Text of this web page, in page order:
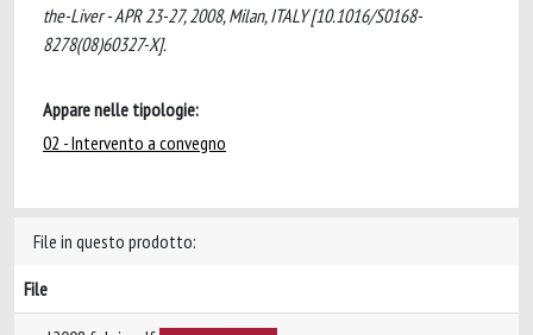
the-Liver - APR 23-27, 2008, Milan, ITALY [10.1016/S0168-
8278(08)60327-X].
Appare nelle tipologie:
02 - Intervento a convegno
File in questo prodotto:
File